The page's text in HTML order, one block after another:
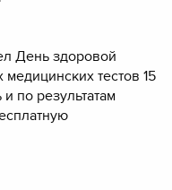
День здоровой
тестов 15
по результатам